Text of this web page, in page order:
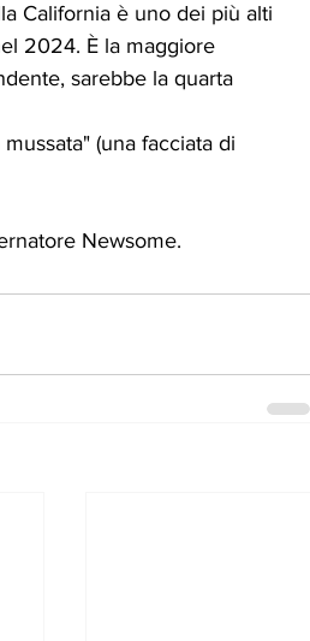
California è uno dei più alti
2024. È la maggiore
sarebbe la quarta
(una facciata di
Newsome.